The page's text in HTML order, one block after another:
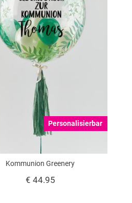
Personalisierbar
Kommunion Greenery
€ 44.95